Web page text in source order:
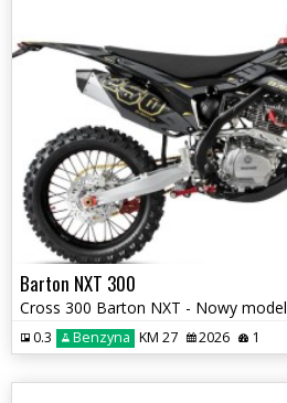
Barton NXT 300
Cross 300 Barton NXT - Nowy model
0.3 Benzyna KM 27 2026 1